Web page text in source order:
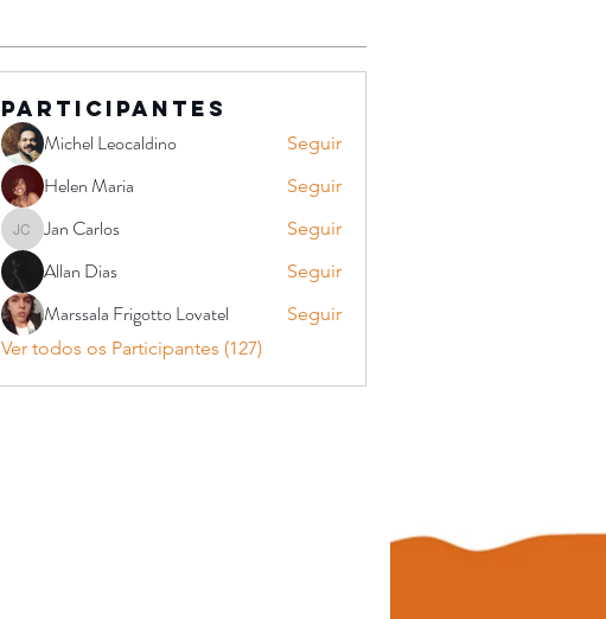
Participantes
Michel Leocaldino
Seguir
Helen Maria Seguir
Jan Carlos
Jan Carlos Seguir
Allan Dias Seguir
Marssala Frigotto Lovatel
Seguir
Ver todos os Participantes (127)